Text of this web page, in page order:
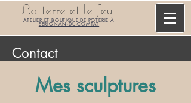
La terre et le feu
ATELIER ET BOUTIQUE DE POTERIE À
SÉRIGNAN-DU-COMTAT
Contact
Mes sculptures